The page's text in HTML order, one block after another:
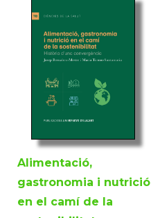
Alimentació,
gastronomia i nutrició
en el camí de la